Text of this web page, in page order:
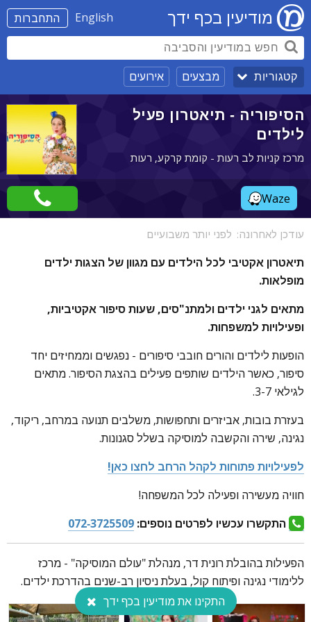
התחברות English מודיעין בכף ידך
קטגוריות מבצעים אירועים
הסיפוריה - תיאטרון פעיל
לילדים
מרכז קניות לב רעות - קומת קרקע, רעות
Waze
עודכן לאחרונה: לפני יותר משבועיים
תיאטרון אקטיבי לכל הילדים עם מגוון של הצגות ילדים
מופלאות.
מתאים לגני ילדים ולמתנ"סים, שעות סיפור אקטיביות,
ופעילויות למשפחות.
הופעות לילדים והורים חובבי סיפורים - נפגשים וממחיזים יחד
סיפור, כאשר הילדים שותפים פעילים בהצגת הסיפור. מתאים
לגילאי 3-7.
בעזרת בובות, אביזרים ותחפושות, משלבים תנועה במרחב, ריקוד,
נגינה, שירה והקשבה למוסיקה בשלל סגנונות.
לפעילויות פתוחות לקהל הרחב לחצו כאן!
חוויה מעשירה ופעילה לכל המשפחה!
התקשרו עכשיו לפרטים נוספים: 072-3725509
הפעילות בהובלת רונית דר, מנהלת "עולם המוסיקה" - מרכז
ללימודי נגינה ופיתוח קול, בעלת ניסיון רב-שנים בהדרכת ילדים.
התקינו את מודיעין בכף ידך